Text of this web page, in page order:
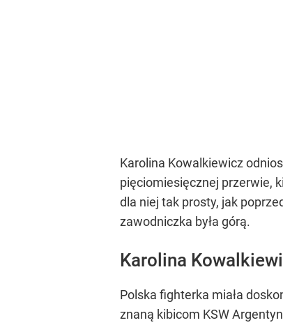
Karolina Kowalkiewicz
pięciomiesięcznej przerwie,
dla niej tak prosty, jak
zawodniczka była górą.
Karolina
Polska fighterka miała
znaną kibicom KSW